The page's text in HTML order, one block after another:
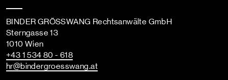
BINDER GRÖSSWANG Rechtsanwälte GmbH
Sterngasse 13
1010 Wien
+43 1 534 80 - 618
hr@bindergroesswang.at